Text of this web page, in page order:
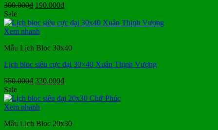
300.000₫ Giá
là:
300.000₫.
190.000₫Giá
tại
Sale
Xem nhanh
Mẫu Lịch Bloc 30x40
Lịch bloc siêu cực đại 30×40 Xuân Thịnh Vượng
550.000₫ Giá
là:
550.000₫.
330.000₫Giá
tại
Sale
Xem nhanh
Mẫu Lịch Bloc 20x30